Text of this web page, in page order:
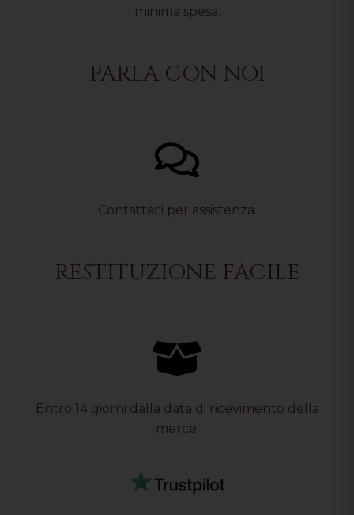
minima spesa.
PARLA CON NOI
Contattaci per assistenza.
RESTITUZIONE FACILE
Entro 14 giorni dalla data di ricevimento della
merce.